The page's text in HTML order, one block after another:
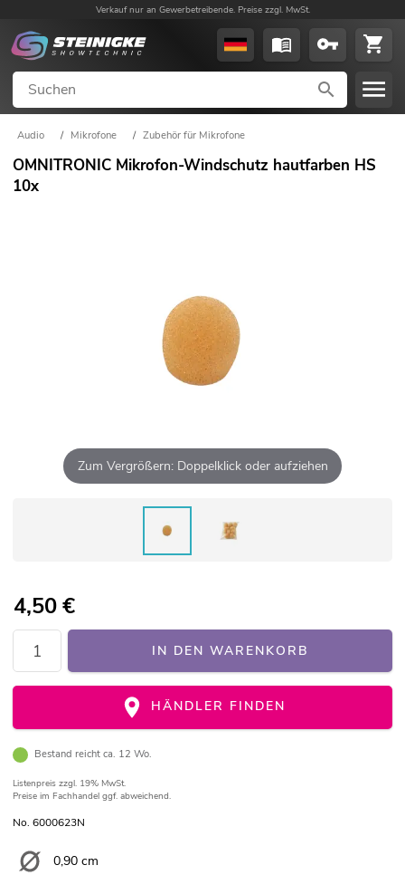
Verkauf nur an Gewerbetreibende. Preise zzgl. MwSt.
Audio / Mikrofone / Zubehör für Mikrofone
OMNITRONIC Mikrofon-Windschutz hautfarben HS
10x
Zum Vergrößern: Doppelklick oder aufziehen
4,50€
IN DEN WARENKORB
HÄNDLER FINDEN
Bestand reicht ca. 12 Wo.
Listenpreis zzgl. 19% MwSt.
Preise im Fachhandel ggf. abweichend.
No. 6000623N
0,90 cm